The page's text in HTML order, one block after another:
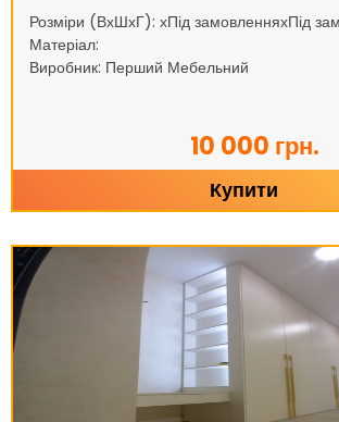
Розміри (ВхШхГ): хПід замовленняхПід
Матеріал:
Виробник: Перший Мебельний
10 000 грн.
Купити